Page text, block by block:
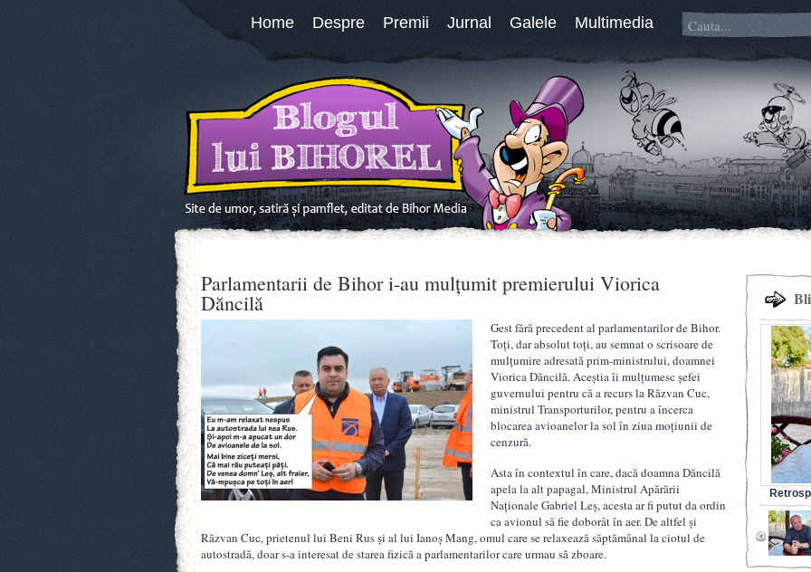
Home Despre Premii Jurnal Galele Multimedia
Parlamentarii de Bihor i-au mulțumit premierului Viorica
Dăncilă
Gest fără precedent al parlamentarilor de Bihor.
Toți, dar absolut toți, au semnat o scrisoare de
mulțumire adresată prim-ministrului, doamnei
Viorica Dăncilă. Aceștia îi mulțumesc șefei
guvernului pentru că a recurs la Răzvan Cuc,
ministrul Transporturilor, pentru a încerca
blocarea avioanelor la sol în ziua moțiunii de
cenzură.
Asta în contextul în care, dacă doamna Dăncilă
apela la alt papagal, Ministrul Apărării
Naționale Gabriel Leș, acesta ar fi putut da ordin
ca avionul să fie doborât în aer. De altfel și
Răzvan Cuc, prietenul lui Beni Rus și al lui Ianoș Mang, omul care se relaxează săptămânal la ciotul de
autostradă, doar s-a interesat de starea fizică a parlamentarilor care urmau să zboare.
Bunul